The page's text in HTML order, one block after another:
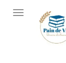
Librairie